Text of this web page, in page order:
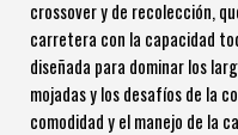
crossover y de recolección,
carretera con la capacidad
diseñada para dominar los
mojadas y los desafíos de la
comodidad y el manejo de la